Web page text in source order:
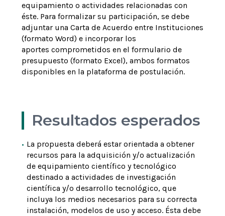
equipamiento o actividades relacionadas con
éste. Para formalizar su participación, se debe
adjuntar una Carta de Acuerdo entre Instituciones
(formato Word) e incorporar los
aportes comprometidos en el formulario de
presupuesto (formato Excel), ambos formatos
disponibles en la plataforma de postulación.
Resultados esperados
La propuesta deberá estar orientada a obtener
recursos para la adquisición y/o actualización
de equipamiento científico y tecnológico
destinado a actividades de investigación
científica y/o desarrollo tecnológico, que
incluya los medios necesarios para su correcta
instalación, modelos de uso y acceso. Ésta debe